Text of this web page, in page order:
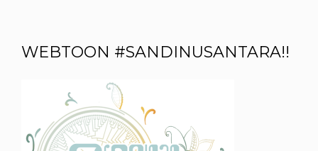
WEBTOON #SANDINUSANTARA!!